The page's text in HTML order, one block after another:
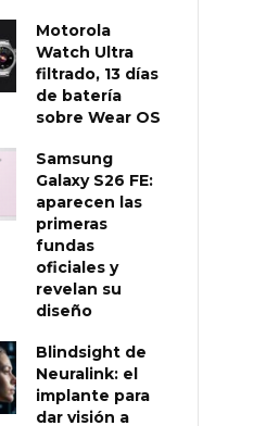
Motorola
Watch Ultra
filtrado, 13 días
de batería
sobre Wear OS
Samsung
Galaxy S26 FE:
aparecen las
primeras
fundas
oficiales y
revelan su
diseño
Blindsight de
Neuralink: el
implante para
dar visión a